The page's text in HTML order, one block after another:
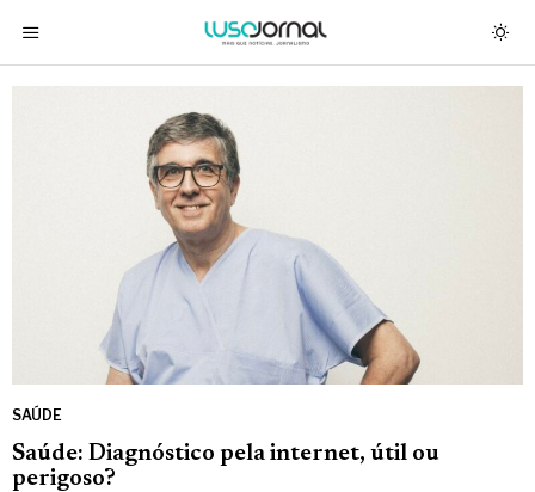
SAÚDE
Saúde: Diagnóstico pela internet, útil ou
perigoso?